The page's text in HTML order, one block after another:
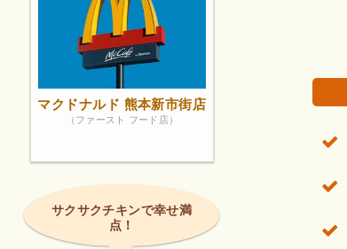
マクドナルド 熊本新市街店
（ファースト フード店）
サクサクチキンで幸せ満
点！